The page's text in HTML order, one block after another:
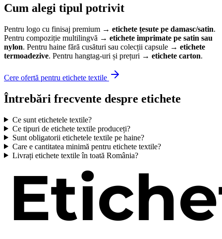
Cum alegi tipul potrivit
Pentru logo cu finisaj premium → etichete țesute pe damasc/satin.
Pentru compoziție multilingvă → etichete imprimate pe satin sau
nylon. Pentru haine fără cusături sau colecții capsule → etichete
termoadezive. Pentru hangtag-uri și prețuri → etichete carton.
Cere ofertă pentru etichete textile
Întrebări frecvente despre etichete
Ce sunt etichetele textile?
Ce tipuri de etichete textile produceți?
Sunt obligatorii etichetele textile pe haine?
Care e cantitatea minimă pentru etichete textile?
Livrați etichete textile în toată România?